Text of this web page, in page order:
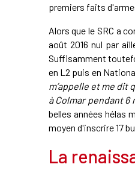
premiers faits
Alors que le SRC a
août 2016 nul par
Suffisamment
en L2 puis en
m’appelle et me dit
à Colmar pendant 6
belles années hélas
moyen d'inscrire 17
La